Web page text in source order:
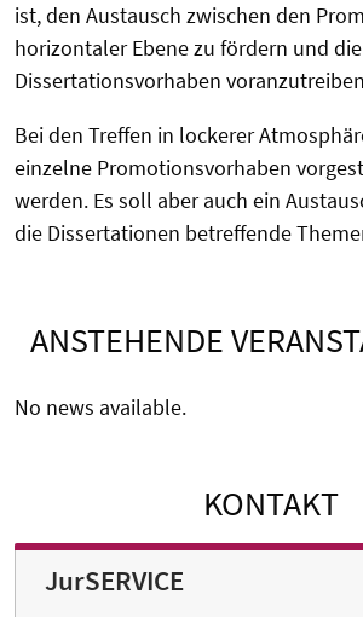
ist, den Austausch zwischen den
horizontaler Ebene zu fördern und
Dissertationsvorhaben
Bei den Treffen in lockerer
einzelne Promotionsvorhaben
werden. Es soll aber auch ein
die Dissertationen betreffende
ANSTEHENDE
No news available.
KONTAKT
JurSERVICE